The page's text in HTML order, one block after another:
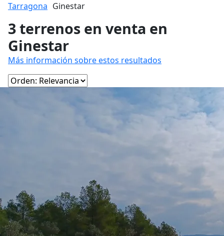
Tarragona Ginestar
3 terrenos en venta en
Ginestar
Más información sobre estos resultados